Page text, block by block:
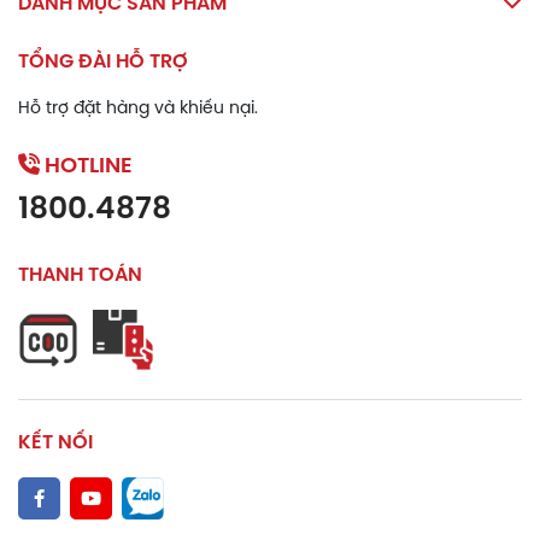
Bảo quản
DANH MỤC SẢN PHẨM
TỔNG ĐÀI HỖ TRỢ
Hỗ trợ đặt hàng và khiếu nại.
HOTLINE
1800.4878
THANH TOÁN
KẾT NỐI